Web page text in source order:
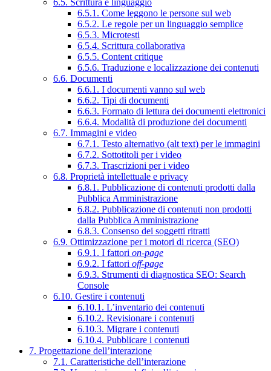
6.5.1. Come leggono le persone sul web
6.5.2. Le regole per un linguaggio semplice
6.5.3. Microtesti
6.5.4. Scrittura collaborativa
6.5.5. Content critique
6.5.6. Traduzione e localizzazione dei contenuti
6.6. Documenti
6.6.1. I documenti vanno sul web
6.6.2. Tipi di documenti
6.6.3. Formato di lettura dei documenti elettronici
6.6.4. Modalità di produzione dei documenti
6.7. Immagini e video
6.7.1. Testo alternativo (alt text) per le immagini
6.7.2. Sottotitoli per i video
6.7.3. Trascrizioni per i video
6.8. Proprietà intellettuale e privacy
6.8.1. Pubblicazione di contenuti prodotti dalla
Pubblica Amministrazione
6.8.2. Pubblicazione di contenuti non prodotti
dalla Pubblica Amministrazione
6.8.3. Consenso dei soggetti ritratti
6.9. Ottimizzazione per i motori di ricerca (SEO)
6.9.1. I fattori on-page
6.9.2. I fattori off-page
6.9.3. Strumenti di diagnostica SEO: Search
Console
6.10. Gestire i contenuti
6.10.1. L’inventario dei contenuti
6.10.2. Revisionare i contenuti
6.10.3. Migrare i contenuti
6.10.4. Pubblicare i contenuti
7. Progettazione dell’interazione
7.1. Caratteristiche dell’interazione